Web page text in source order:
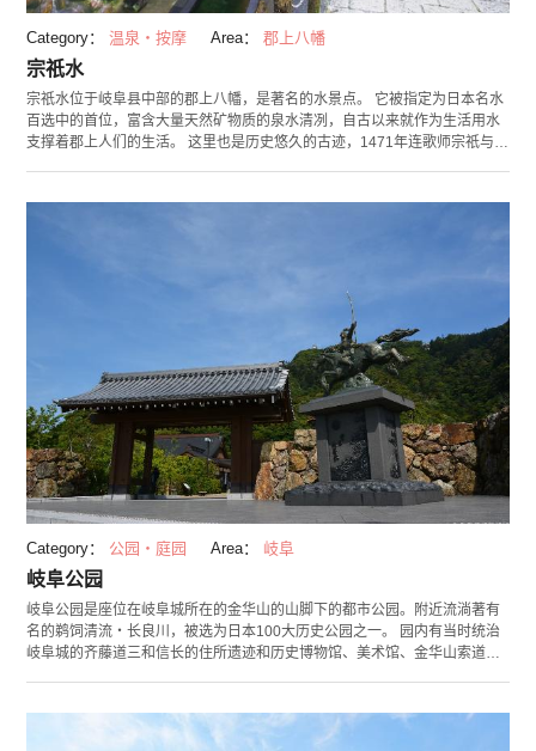
Category： 温泉・按摩 Area： 郡上八幡
宗祇水
宗祇水位于岐阜县中部的郡上八幡，是著名的水景点。 它被指定为日本名水
百选中的首位，富含大量天然矿物质的泉水清冽，自古以来就作为生活用水
支撑着郡上人们的生活。 这里也是历史悠久的古迹，1471年连歌师宗祇与这
有使用了这座泉水的当地美食，如蒸笼荞麦，鳗鱼等。同时“模型工房”也很
Category： 公园・庭园 Area： 岐阜
岐阜公园
岐阜公园是座位在岐阜城所在的金华山的山脚下的都市公园。附近流淌著有
名的鹈饲清流・长良川，被选为日本100大历史公园之一。 园内有当时统治
岐阜城的齐藤道三和信长的住所遗迹和历史博物馆、美术馆、金华山索道山
还有中国风的大门和仿造杭州市名胜・西湖所建造的水池等，形成一种与岐
阜公园截然不同的氛围，令人陶醉。秋季时被鲜红的枫叶所染尽的公园内还